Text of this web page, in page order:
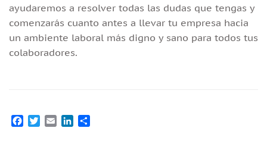
ayudaremos a resolver todas las dudas que tengas y
comenzarás cuanto antes a llevar tu empresa hacia
un ambiente laboral más digno y sano para todos tus
colaboradores.
Facebook
TwitterEmailLinkedIn